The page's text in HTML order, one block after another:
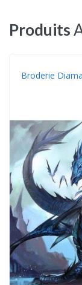
Produits
Broderie